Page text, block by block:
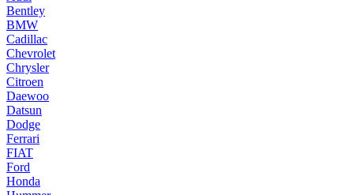
Bentley
BMW
Cadillac
Chevrolet
Chrysler
Citroen
Daewoo
Datsun
Dodge
Ferrari
FIAT
Ford
Honda